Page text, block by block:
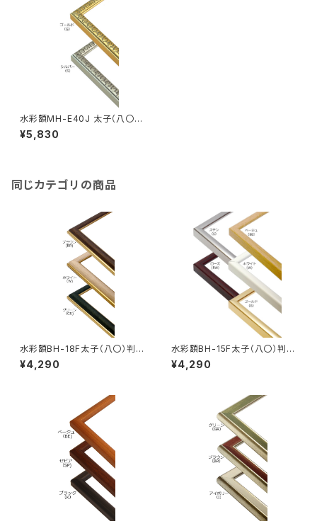
水彩額MH-E40J 太子（八〇）
判 287×378ミリ
¥5,830
同じカテゴリの商品
水彩額BH-18F太子（八〇）判 2
87×378ミリ
¥4,290
水彩額BH-15F太子（八〇）判 2
87×378ミリ
¥4,290